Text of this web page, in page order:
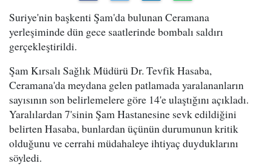
Suriye'nin başkenti Şam'da bulunan Ceramana
yerleşiminde dün gece saatlerinde bombalı saldırı
gerçekleştirildi.
Şam Kırsalı Sağlık Müdürü Dr. Tevfik Hasaba,
Ceramana'da meydana gelen patlamada yaralananların
sayısının son belirlemelere göre 14'e ulaştığını açıkladı.
Yaralılardan 7'sinin Şam Hastanesine sevk edildiğini
belirten Hasaba, bunlardan üçünün durumunun kritik
olduğunu ve cerrahi müdahaleye ihtiyaç duyduklarını
söyledi.